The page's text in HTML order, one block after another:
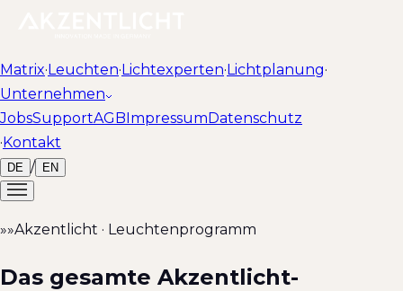
Matrix·Leuchten·Lichtexperten·Lichtplanung·
Unternehmen
JobsSupportAGBImpressumDatenschutz
·Kontakt
DE / EN
»»Akzentlicht · Leuchtenprogramm
Das gesamte Akzentlicht-